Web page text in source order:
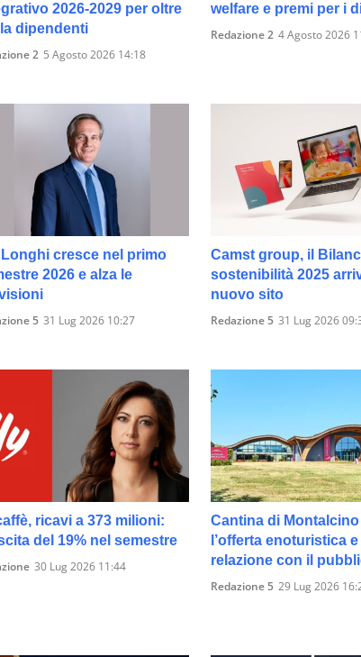
2026-2029 per oltre
dipendenti
2 5 Agosto 2026 14:18
welfare e premi per i
Redazione 2 4 Agosto 2026
Longhi cresce nel primo
2026 e alza le
5 31 Lug 2026 10:27
Camst group, il
sostenibilità 2025
nuovo sito
Redazione 5 31 Lug 2026
ricavi a 373 milioni:
del 19% nel semestre
30 Lug 2026 11:44
Cantina di
l’offerta enoturistica e
relazione con il
Redazione 5 29 Lug 2026